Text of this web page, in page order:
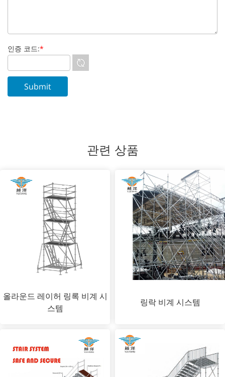
인증 코드:*
관련 상품
올라운드 레이허 링록 비계 시
스템
링락 비계 시스템